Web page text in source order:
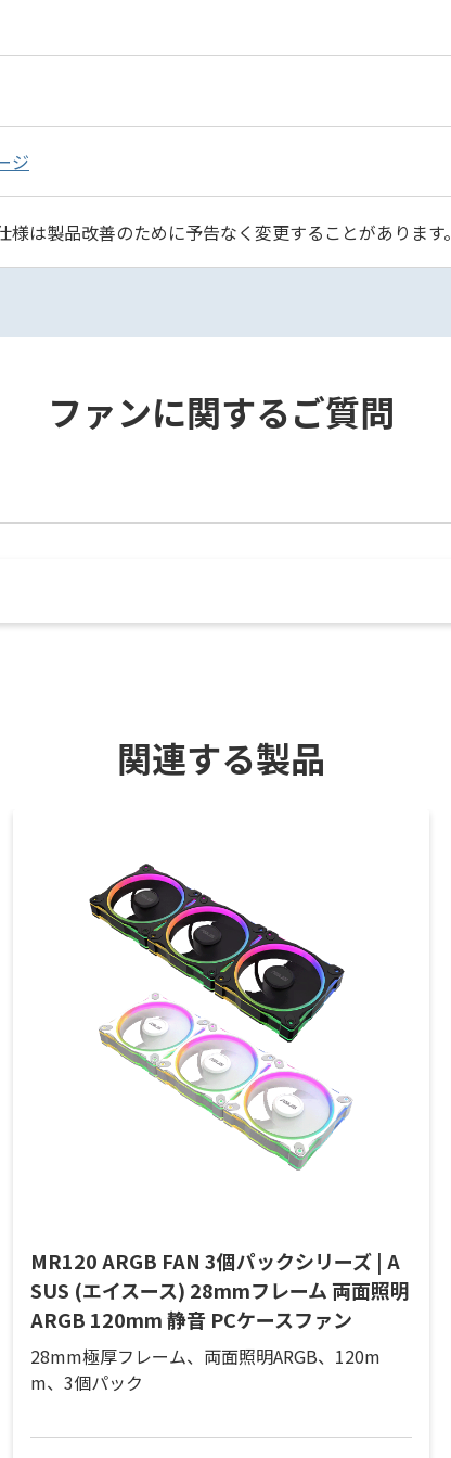
ジ
は製品改善のために予告なく変更することがあります。
ファンに関するご質問
関連する製品
MR120 ARGB FAN 3個パックシリーズ | A
SUS (エイスース) 28mmフレーム 両面照明
ARGB 120mm 静音 PCケースファン
28mm極厚フレーム、両面照明ARGB、120m
m、3個パック